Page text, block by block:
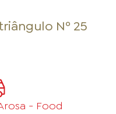
Nº 25
- Food